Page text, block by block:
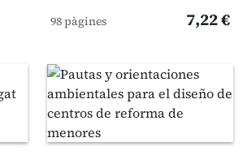
98 pàgines 7,22 €